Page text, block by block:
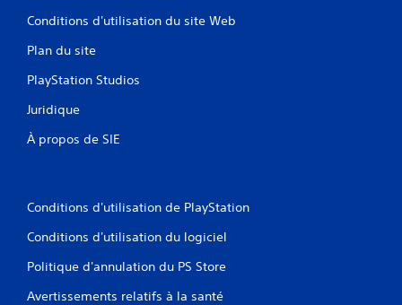
Conditions d'utilisation du site Web
Plan du site
PlayStation Studios
Juridique
À propos de SIE
Conditions d'utilisation de PlayStation
Conditions d'utilisation du logiciel
Politique d'annulation du PS Store
Avertissements relatifs à la santé